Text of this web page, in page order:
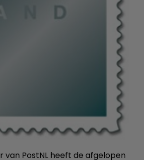
van PostNL heeft de afgelopen